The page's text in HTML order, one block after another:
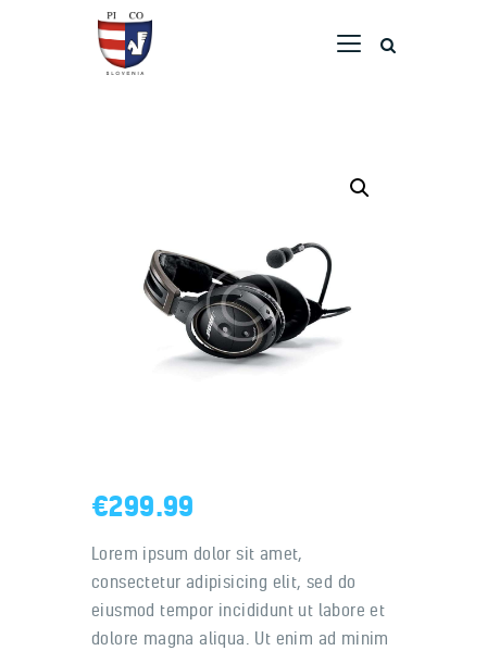
Maintenance
Airport
€299.99
Lorem ipsum dolor sit amet,
consectetur adipisicing elit, sed do
eiusmod tempor incididunt ut labore et
dolore magna aliqua. Ut enim ad minim